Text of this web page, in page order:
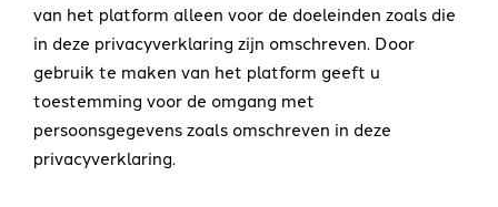
van het platform alleen voor de doeleinden zoals die
in deze privacyverklaring zijn omschreven. Door
gebruik te maken van het platform geeft u
toestemming voor de omgang met
persoonsgegevens zoals omschreven in deze
privacyverklaring.